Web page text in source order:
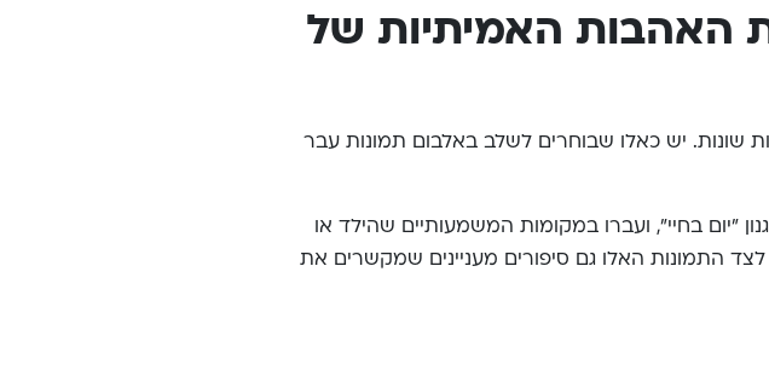
האהבות האמיתיות של
יש כאלו שבוחרים לשלב באלבום תמונות עבר
"יום בחיי", ועברו במקומות המשמעותיים שהילד או
התמונות האלו גם סיפורים מעניינים שמקשרים את